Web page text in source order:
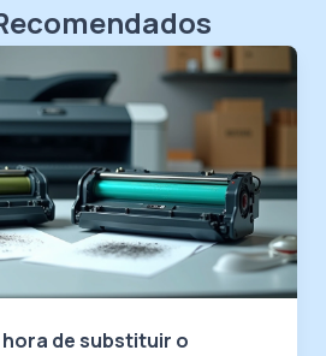
hora de substituir o